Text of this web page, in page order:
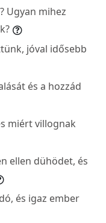
Ugyan mihez
jóval idősebb
és a hozzád
miért villognak
ellen dühödet, és
és igaz ember